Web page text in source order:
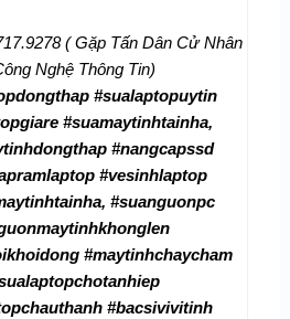
( Gặp Tấn Dân Cử Nhân
Nghệ Thông Tin)
#sualaptopuytin
#suamaytinhtainha,
#nangcapssd
#vesinhlaptop
#suanguonpc
#maytinhchaycham
#bacsivivitinh